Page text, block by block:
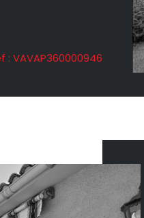
: VAVAP360000946